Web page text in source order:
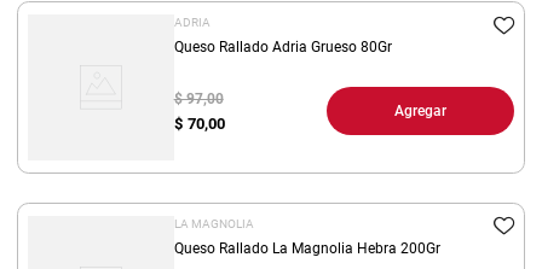
ADRIA
Queso Rallado Adria Grueso 80Gr
$ 70,00
$ 97,00
Agregar
LA MAGNOLIA
Queso Rallado La Magnolia Hebra 200Gr